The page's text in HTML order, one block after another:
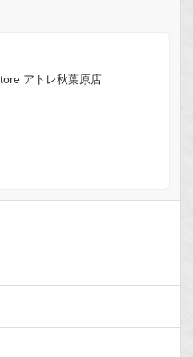
アトレ秋葉原店